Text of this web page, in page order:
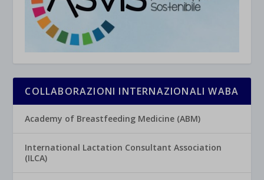
COLLABORAZIONI INTERNAZIONALI WABA
Academy of Breastfeeding Medicine (ABM)
International Lactation Consultant Association
(ILCA)